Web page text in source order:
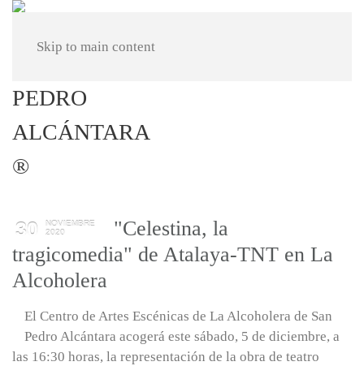
Skip to main content
30
NOVIEMBRE
2020
"Celestina, la
tragicomedia" de Atalaya-TNT en La
Alcoholera
El Centro de Artes Escénicas de La Alcoholera de San
Pedro Alcántara acogerá este sábado, 5 de diciembre, a
las 16:30 horas, la representación de la obra de teatro